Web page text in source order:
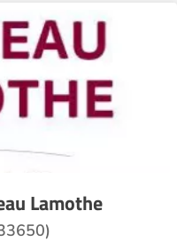
Lamothe